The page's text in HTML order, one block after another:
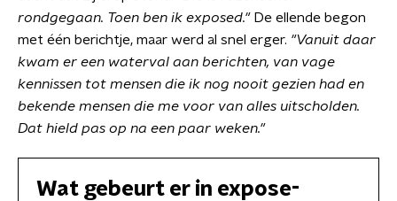
rondgegaan. Toen ben ik exposed." De ellende begon
met één berichtje, maar werd al snel erger. "Vanuit daar
kwam er een waterval aan berichten, van vage
kennissen tot mensen die ik nog nooit gezien had en
bekende mensen die me voor van alles uitscholden.
Dat hield pas op na een paar weken."
Wat gebeurt er in expose-